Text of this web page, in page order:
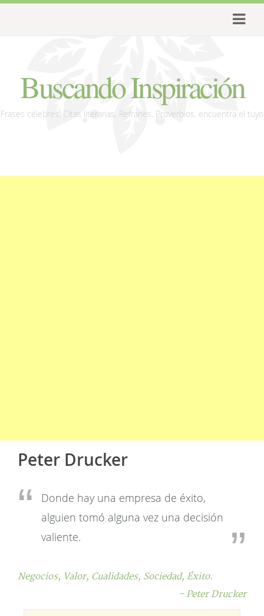
Buscando Inspiración
Frases célebres, Citas literarias, Refranes, Proverbios, encuentra el tuyo
Peter Drucker
Donde hay una empresa de éxito,
alguien tomó alguna vez una decisión
valiente.
Negocios, Valor, Cualidades, Sociedad, Éxito.
- Peter Drucker